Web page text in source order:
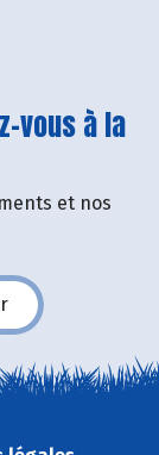
vous à la
et nos